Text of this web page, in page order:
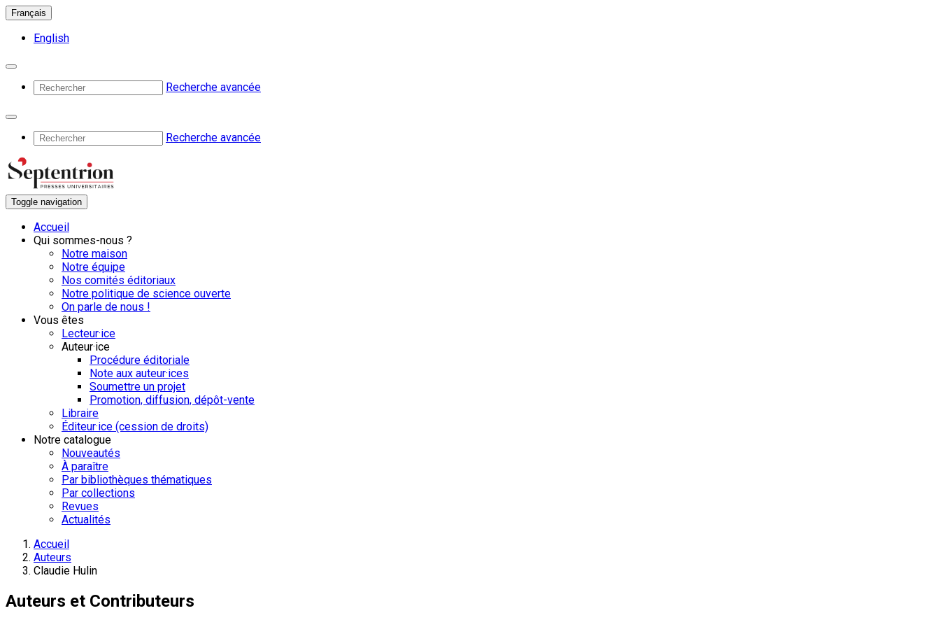
Français
English
Recherche avancée
Recherche avancée
Toggle navigation
Accueil
Qui sommes-nous ?
Notre maison
Notre équipe
Nos comités éditoriaux
Notre politique de science ouverte
On parle de nous !
Vous êtes
Lecteur·ice
Auteur·ice
Procédure éditoriale
Note aux auteur·ices
Soumettre un projet
Promotion, diffusion, dépôt-vente
Libraire
Éditeur·ice (cession de droits)
Notre catalogue
Nouveautés
À paraître
Par bibliothèques thématiques
Par collections
Revues
Actualités
Accueil
Auteurs
Claudie Hulin
Auteurs et Contributeurs